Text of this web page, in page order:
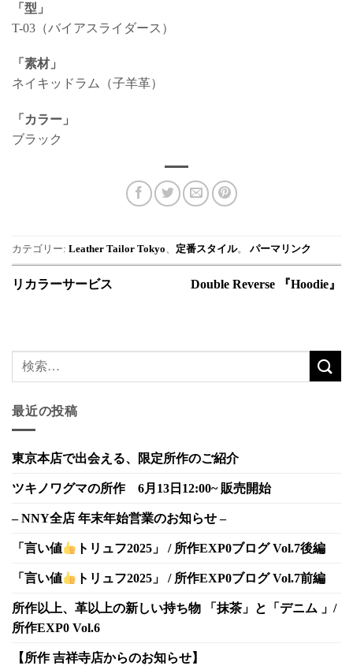
「型」
T-03（バイアスライダース）
「素材」
ネイキッドラム（子羊革）
「カラー」
ブラック
カテゴリー: Leather Tailor Tokyo、 定番スタイル。 パーマリンク
リカラーサービス Double Reverse 『Hoodie』
最近の投稿
東京本店で出会える、限定所作のご紹介
ツキノワグマの所作 6月13日12:00~ 販売開始
– NNY全店 年末年始営業のお知らせ –
「言い値 トリュフ2025」 / 所作EXP0ブログ Vol.7後編
「言い値 トリュフ2025」 / 所作EXP0ブログ Vol.7前編
所作以上、革以上の新しい持ち物 「抹茶」と「デニム 」/
所作EXP0 Vol.6
【所作 吉祥寺店からのお知らせ】